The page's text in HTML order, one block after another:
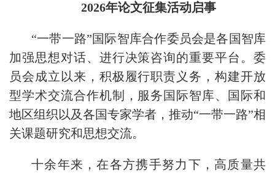
2026年论文征集活动启事
“一带一路”国际智库合作委员会是各国智库
加强思想对话、进行决策咨询的重要平台。委
员会成立以来，积极履行职责义务，构建开放
型学术交流合作机制，服务国际智库、国际和
地区组织以及各国专家学者，推动“一带一路”相
关课题研究和思想交流。
十余年来，在各方携手努力下，高质量共